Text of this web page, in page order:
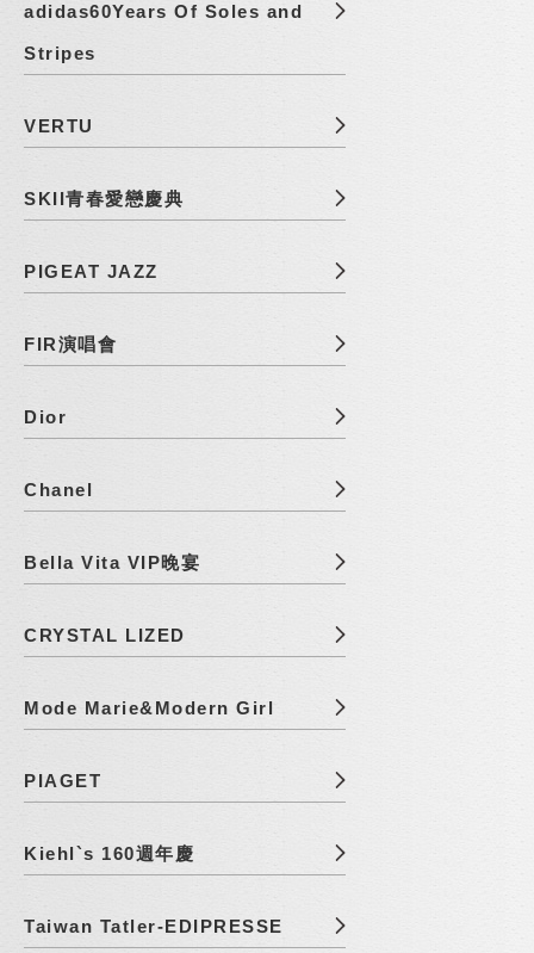
adidas60Years Of Soles and
Stripes
VERTU
SKII青春愛戀慶典
PIGEAT JAZZ
FIR演唱會
Dior
Chanel
Bella Vita VIP晚宴
CRYSTAL LIZED
Mode Marie&Modern Girl
PIAGET
Kiehl`s 160週年慶
Taiwan Tatler-EDIPRESSE